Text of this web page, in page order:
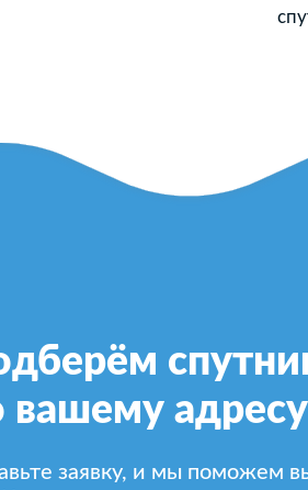
вашему
заявку, и мы поможем